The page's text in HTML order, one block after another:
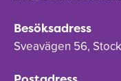
Besöksadress
Sveavägen 56,